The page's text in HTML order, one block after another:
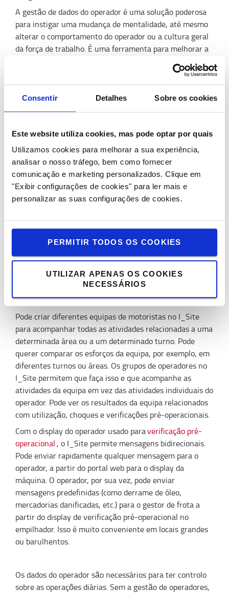
Consentir Detalhes Sobre os cookies
Este website utiliza cookies, mas pode optar por quais
Utilizamos cookies para melhorar a sua experiência,
analisar o nosso tráfego, bem como fornecer
comunicação e marketing personalizados. Clique em
"Exibir configurações de cookies" para ler mais e
personalizar as suas configurações de cookies.
PERMITIR TODOS OS COOKIES
UTILIZAR APENAS OS COOKIES
NECESSÁRIOS
A gestão de dados do operador é uma solução poderosa
para instigar uma mudança de mentalidade, até mesmo
alterar o comportamento do operador ou a cultura geral
da força de trabalho. É uma ferramenta para melhorar a
segurança no local de trabalho por meio do controle de
verificação
pré-operacionalde segurança, antes de iniciar a
operação diária. Em combinação com a
gestão de
impactos, pode configurar a formação mais relevante
Depois de configurar o perfil do operador, terá uma boa
visão geral. A visão geral de acesso, dá-lhe a lista
completa de todos os operadores, direitos de acesso às
máquinas, números PIN ou logon do Smart Access e
informações da licença de operador. O menu é facilmente
acessível e permite que pesquise qualquer tipo de
O I_Site permite que selecione perfis individuais de
motoristas, com configurações como por exemplo limites
desbloquear máquinas para supervisores.
Uma plataforma, muitas soluções
Pode criar diferentes equipas de motoristas no I_Site
para acompanhar todas as atividades relacionadas a uma
determinada área ou a um determinado turno. Pode
querer comparar os esforços da equipa, por exemplo, em
diferentes turnos ou áreas. Os grupos de operadores no
I_Site permitem que faça isso e que acompanhe as
atividades da equipa em vez das atividades individuais do
operador. Pode ver os resultados da equipa relacionados
com utilização, choques e verificações pré-operacionais.
Com o display do operador usado paraverificação pré-
operacional , o I_Site permite mensagens bidirecionais.
Pode enviar rapidamente qualquer mensagem para o
operador, a partir do portal web para o display da
máquina. O operador, por sua vez, pode enviar
mensagens predefinidas (como derrame de óleo,
mercadorias danificadas, etc.) para o gestor de frota a
partir do display de verificação pré-operacional no
empilhador. Isso é muito conveniente em locais grandes
ou barulhentos.
Os dados do operador são necessários para ter controlo
sobre as operações diárias. Sem a gestão de operadores,